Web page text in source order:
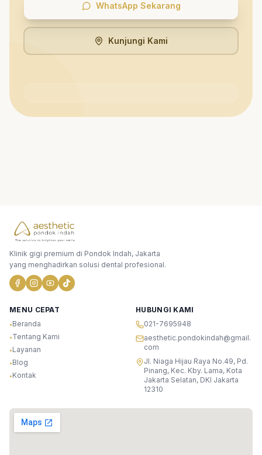
WhatsApp Sekarang
Kunjungi Kami
Klinik gigi premium di Pondok Indah, Jakarta
yang menghadirkan solusi dental profesional.
MENU CEPAT
•Beranda
•Tentang Kami
•Layanan
•Blog
•Kontak
HUBUNGI KAMI
021-7695948
aesthetic.pondokindah@gmail.
com
Jl. Niaga Hijau Raya No.49, Pd.
Pinang, Kec. Kby. Lama, Kota
Jakarta Selatan, DKI Jakarta
12310